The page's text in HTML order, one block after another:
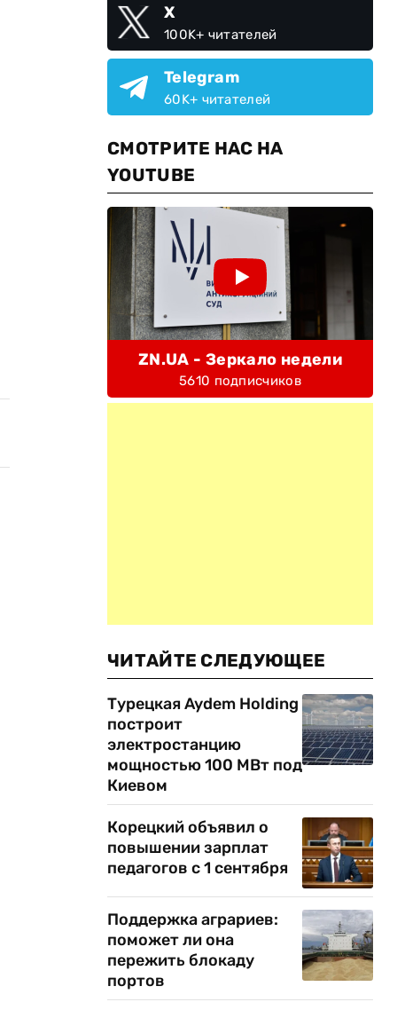
X
100K+ читателей
Telegram
60K+ читателей
СМОТРИТЕ НАС НА
YOUTUBE
ZN.UA - Зеркало недели
5610 подписчиков
ЧИТАЙТЕ СЛЕДУЮЩЕЕ
Турецкая Aydem Holding
построит
электростанцию
мощностью 100 МВт под
Киевом
Корецкий объявил о
повышении зарплат
педагогов с 1 сентября
Поддержка аграриев:
поможет ли она
пережить блокаду
портов